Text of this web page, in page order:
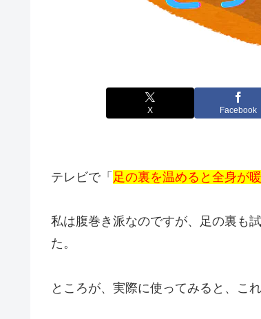
X Facebook
テレビで「 足の裏を温めると全身が
私は腹巻き派なのですが、足の裏も
た。
ところが、実際に使ってみると、こ